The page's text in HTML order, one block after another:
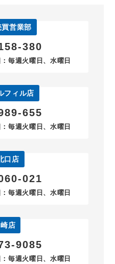
営業部
380
毎週火曜日、水曜日
フィル店
655
毎週火曜日、水曜日
口店
021
毎週火曜日、水曜日
店
9085
毎週火曜日、水曜日